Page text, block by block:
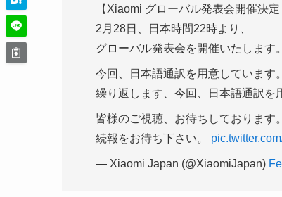
【Xiaomi グローバル発表会開催決定
2月28日、日本時間22時より、
グローバル発表会を開催いたします。
今回、日本語通訳を用意しています。
繰り返します、今回、日本語通訳を
皆様のご視聴、お待ちしております。
続報をお待ち下さい。
— Xiaomi Japan (@XiaomiJapan)